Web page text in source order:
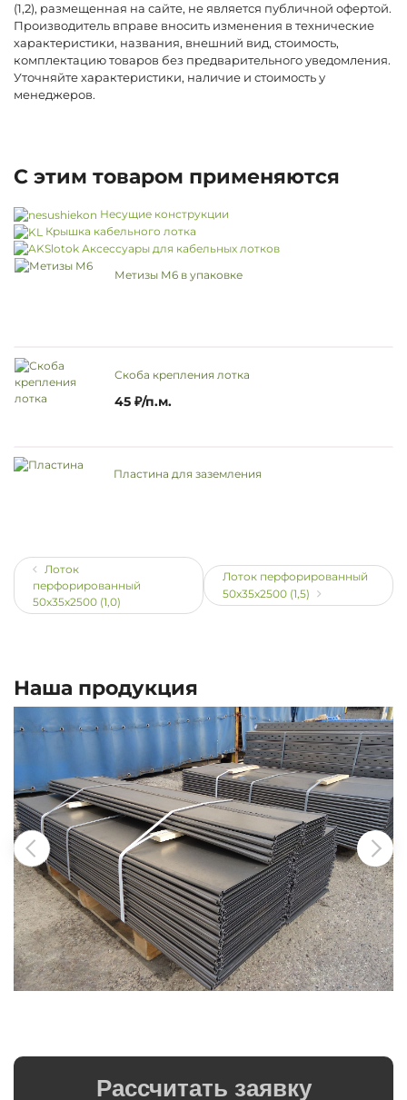
(1,2), размещенная на сайте, не является публичной офертой.
Производитель вправе вносить изменения в технические
характеристики, названия, внешний вид, стоимость,
комплектацию товаров без предварительного уведомления.
Уточняйте характеристики, наличие и стоимость у
менеджеров.
С этим товаром применяются
Несущие конструкции
Крышка кабельного лотка
Аксессуары для кабельных лотков
Метизы М6 в упаковке
Скоба крепления лотка
45 ₽/п.м.
Пластина для заземления
Лоток
перфорированный
50х35х2500 (1,0)
Лоток перфорированный
50х35х2500 (1,5)
Наша продукция
Рассчитать заявку